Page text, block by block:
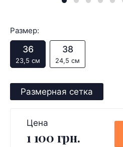
Размер:
36
23,5 см
38
24,5 см
Размерная сетка
Цена
1 100 грн.